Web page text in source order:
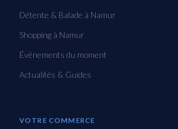
Détente & Balade à Namur
Shopping à Namur
Événements du moment
Actualités & Guides
VOTRE COMMERCE